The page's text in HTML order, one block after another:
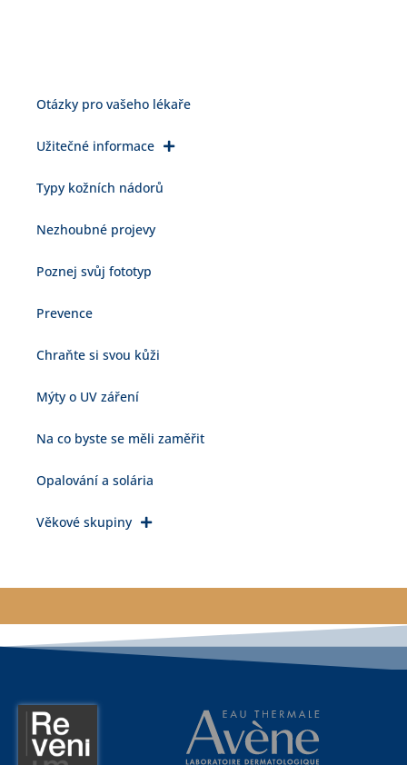
Otázky pro vašeho lékaře
Užitečné informace
Typy kožních nádorů
Nezhoubné projevy
Poznej svůj fototyp
Prevence
Chraňte si svou kůži
Mýty o UV záření
Na co byste se měli zaměřit
Opalování a solária
Věkové skupiny